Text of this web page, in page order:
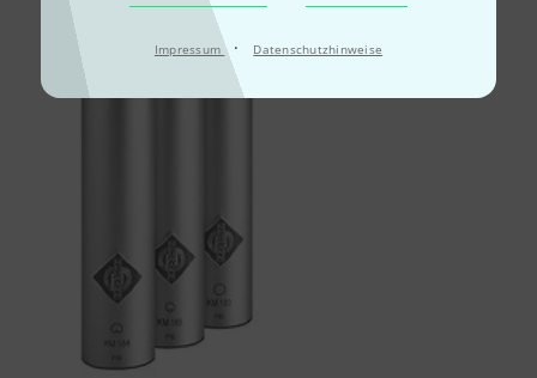
Impressum · Datenschutzhinweise